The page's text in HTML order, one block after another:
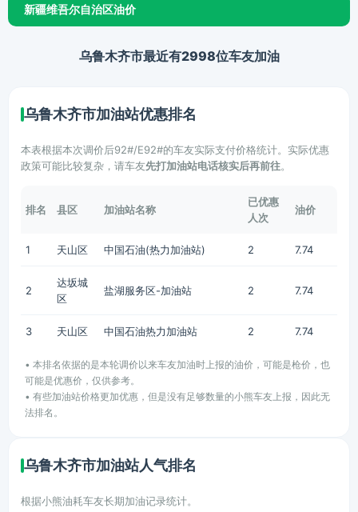
新疆维吾尔自治区油价
乌鲁木齐市最近有2998位车友加油
乌鲁木齐市加油站优惠排名
本表根据本次调价后92#/E92#的车友实际支付价格统计。实际优惠
政策可能比较复杂，请车友先打加油站电话核实后再前往。
排名 县区 加油站名称
已优惠
人次
油价
1 天山区 中国石油(热力加油站) 2 7.74
2
达坂城
区
盐湖服务区-加油站 2 7.74
3 天山区 中国石油热力加油站 2 7.74
• 本排名依据的是本轮调价以来车友加油时上报的油价，可能是枪价，也
可能是优惠价，仅供参考。
• 有些加油站价格更加优惠，但是没有足够数量的小熊车友上报，因此无
法排名。
乌鲁木齐市加油站人气排名
根据小熊油耗车友长期加油记录统计。